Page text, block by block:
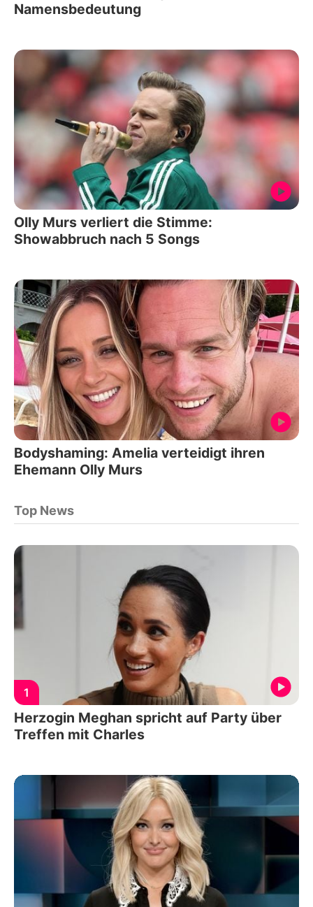
Namensbedeutung
Olly Murs verliert die Stimme:
Showabbruch nach 5 Songs
Bodyshaming: Amelia verteidigt ihren
Ehemann Olly Murs
Top News
1
Herzogin Meghan spricht auf Party über
Treffen mit Charles